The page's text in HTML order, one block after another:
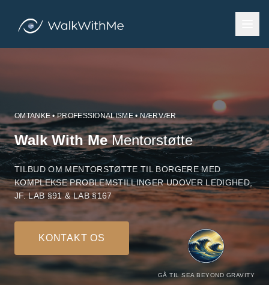
OMTANKE • PROFESSIONALISME • NÆRVÆR
Walk With Me Mentorstøtte
TILBUD OM MENTORSTØTTE TIL BORGERE MED
KOMPLEKSE PROBLEMSTILLINGER UDOVER LEDIGHED,
JF. LAB §91 & LAB §167
KONTAKT OS
GÅ TIL SEA BEYOND GRAVITY